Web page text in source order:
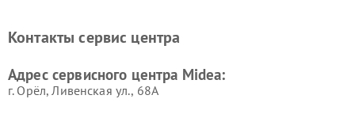
пылесосов Midea
Midea
Контакты сервис центра
Адрес сервисного центра Midea:
г. Орёл, Ливенская ул., 68А